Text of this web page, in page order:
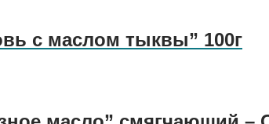
с маслом тыквы” 100г